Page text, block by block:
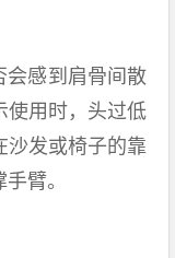
会感到肩骨间散
使用时，头过低
沙发或椅子的靠
臂。